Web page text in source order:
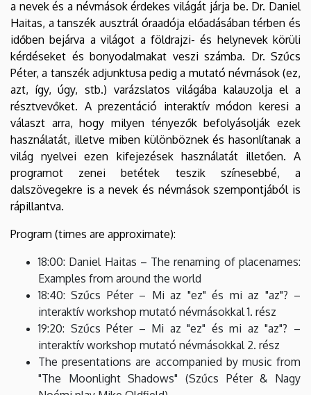
a nevek és a névmások érdekes világát járja be. Dr. Daniel
Haitas, a tanszék ausztrál óraadója előadásában térben és
időben bejárva a világot a földrajzi- és helynevek körüli
kérdéseket és bonyodalmakat veszi számba. Dr. Szűcs
Péter, a tanszék adjunktusa pedig a mutató névmások (ez,
azt, így, úgy, stb.) varázslatos világába kalauzolja el a
résztvevőket. A prezentáció interaktív módon keresi a
választ arra, hogy milyen tényezők befolyásolják ezek
használatát, illetve miben különböznek és hasonlítanak a
világ nyelvei ezen kifejezések használatát illetően. A
programot zenei betétek teszik színesebbé, a
dalszövegekre is a nevek és névmások szempontjából is
rápillantva.
Program (times are approximate):
18:00: Daniel Haitas – The renaming of placenames:
Examples from around the world
18:40: Szűcs Péter – Mi az "ez" és mi az "az"? –
interaktív workshop mutató névmásokkal 1. rész
19:20: Szűcs Péter – Mi az "ez" és mi az "az"? –
interaktív workshop mutató névmásokkal 2. rész
The presentations are accompanied by music from
"The Moonlight Shadows" (Szűcs Péter & Nagy